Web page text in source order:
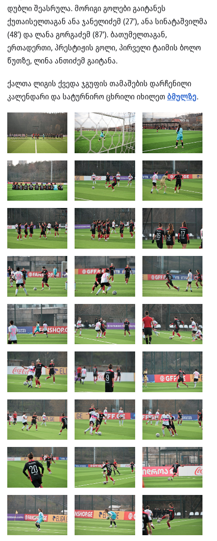
დუბლი შეასრულა. მორიგი გოლები გაიტანეს
ქუთაისელთაგან ანა ჯანელიძემ (27’), ანა სინატაშვილმა
(48’) და ლანა გორგაძემ (87’). ბათუმელთაგან,
ერთადერთი, პრესტიჟის გოლი, პირველი ტაიმის ბოლო
წუთზე, ლინა ანთიძემ გაიტანა.
ქალთა ლიგის ქვედა ჯგუფის თამაშების დარჩენილი
კალენდარი და სატურნირო ცხრილი იხილეთბმულზე.